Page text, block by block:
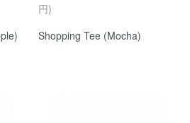
円)
Shopping Tee (Mocha)